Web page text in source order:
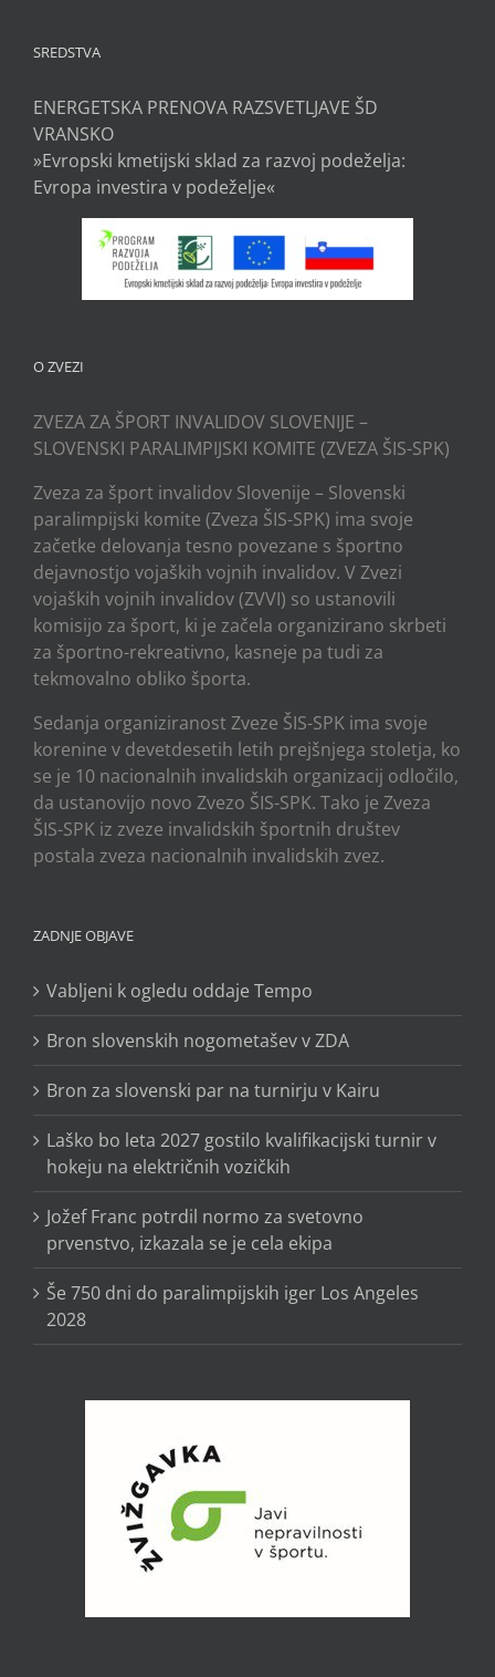
SREDSTVA
ENERGETSKA PRENOVA RAZSVETLJAVE ŠD
VRANSKO
»Evropski kmetijski sklad za razvoj podeželja:
Evropa investira v podeželje«
O ZVEZI
ZVEZA ZA ŠPORT INVALIDOV SLOVENIJE –
SLOVENSKI PARALIMPIJSKI KOMITE (ZVEZA ŠIS-SPK)
Zveza za šport invalidov Slovenije – Slovenski
paralimpijski komite (Zveza ŠIS-SPK) ima svoje
začetke delovanja tesno povezane s športno
dejavnostjo vojaških vojnih invalidov. V Zvezi
vojaških vojnih invalidov (ZVVI) so ustanovili
komisijo za šport, ki je začela organizirano skrbeti
za športno-rekreativno, kasneje pa tudi za
tekmovalno obliko športa.
Sedanja organiziranost Zveze ŠIS-SPK ima svoje
korenine v devetdesetih letih prejšnjega stoletja, ko
se je 10 nacionalnih invalidskih organizacij odločilo,
da ustanovijo novo Zvezo ŠIS-SPK. Tako je Zveza
ŠIS-SPK iz zveze invalidskih športnih društev
postala zveza nacionalnih invalidskih zvez.
ZADNJE OBJAVE
Vabljeni k ogledu oddaje Tempo
Bron slovenskih nogometašev v ZDA
Bron za slovenski par na turnirju v Kairu
Laško bo leta 2027 gostilo kvalifikacijski turnir v
hokeju na električnih vozičkih
Jožef Franc potrdil normo za svetovno
prvenstvo, izkazala se je cela ekipa
Še 750 dni do paralimpijskih iger Los Angeles
2028